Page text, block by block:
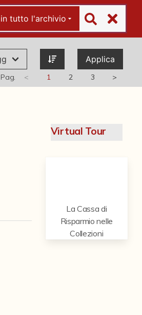
in tutto l'archivio
Applica
Pag. < >
1 2 3
Virtual Tour
La Cassa di
Risparmio nelle
Collezioni